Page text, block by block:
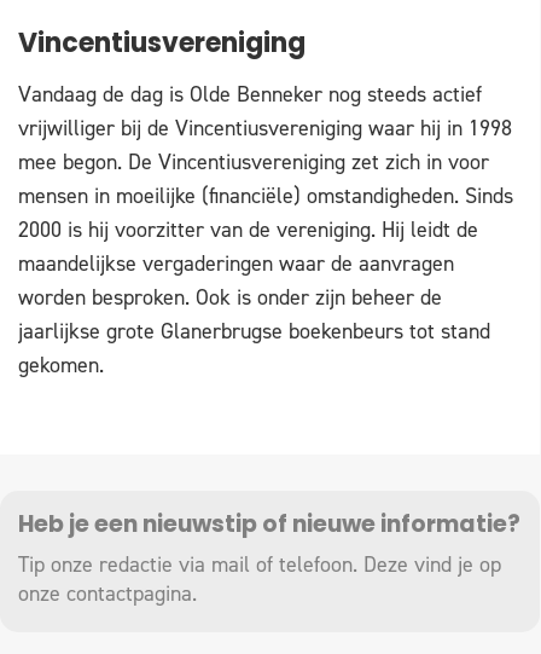
Vincentiusvereniging
Vandaag de dag is Olde Benneker nog steeds actief
vrijwilliger bij de Vincentiusvereniging waar hij in 1998
mee begon. De Vincentiusvereniging zet zich in voor
mensen in moeilijke (financiële) omstandigheden. Sinds
2000 is hij voorzitter van de vereniging. Hij leidt de
maandelijkse vergaderingen waar de aanvragen
worden besproken. Ook is onder zijn beheer de
jaarlijkse grote Glanerbrugse boekenbeurs tot stand
gekomen.
Heb je een nieuwstip of nieuwe informatie?
Tip onze redactie via mail of telefoon. Deze vind je op
onze contactpagina.